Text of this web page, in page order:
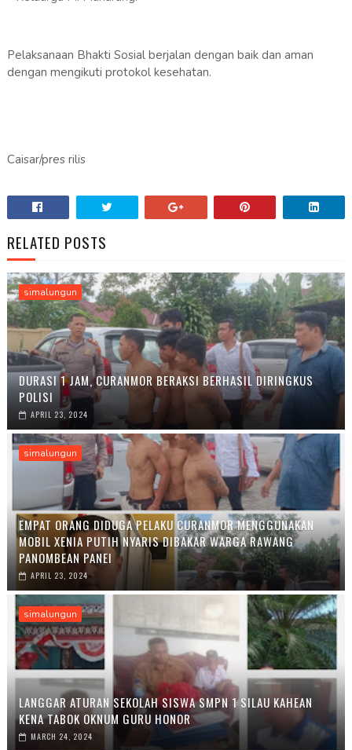
Pelaksanaan Bhakti Sosial berjalan dengan baik dan aman
dengan mengikuti protokol kesehatan.
Caisar/pres rilis
RELATED POSTS
simalungun
DURASI 1 JAM, CURANMOR BERAKSI BERHASIL DIRINGKUS
POLISI
APRIL 23, 2024
simalungun
EMPAT ORANG DIDUGA PELAKU CURANMOR MENGGUNAKAN
MOBIL XENIA PUTIH NYARIS DIBAKAR WARGA RAWANG
PANOMBEAN PANEI
APRIL 23, 2024
simalungun
LANGGAR ATURAN SEKOLAH SISWA SMPN 1 SILAU KAHEAN
KENA TABOK OKNUM GURU HONOR
MARCH 24, 2024